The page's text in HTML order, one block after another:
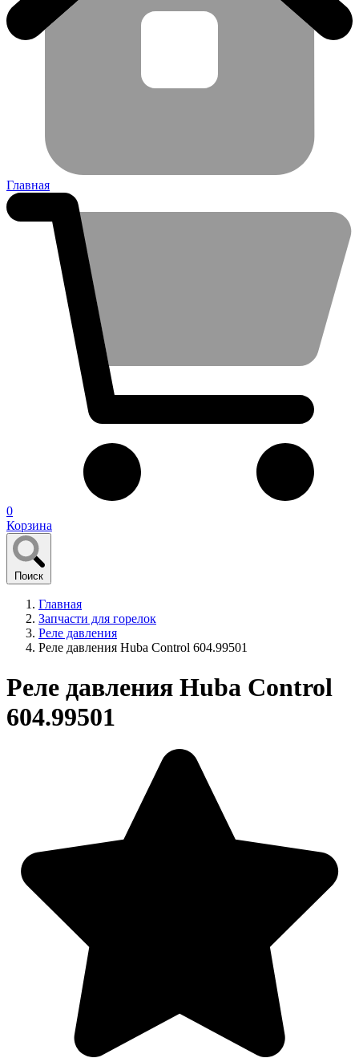
Главная
0
Корзина
Поиск
Главная
Запчасти для горелок
Реле давления
Реле давления Huba Control 604.99501
Реле давления Huba Control
604.99501